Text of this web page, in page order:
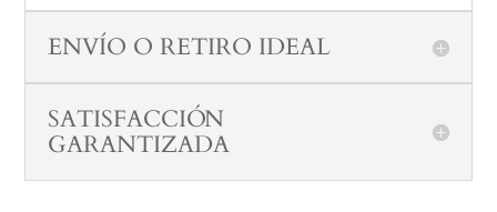
ENVÍO O RETIRO IDEAL
SATISFACCIÓN
GARANTIZADA